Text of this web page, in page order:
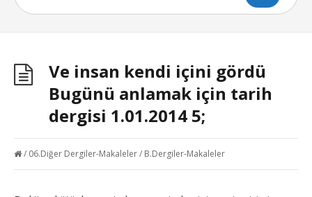
Ve insan kendi içini gördü
Bugünü anlamak için tarih
dergisi 1.01.2014 5;
/ 06.Diğer Dergiler-Makaleler/ B.Dergiler-Makaleler